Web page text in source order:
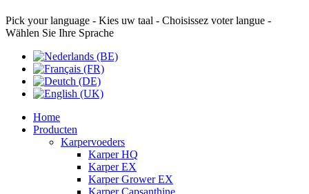
Pick your language - Kies uw taal - Choisissez voter langue -
Wählen Sie Ihre Sprache
Home
Producten
Karpervoeders
Karper HQ
Karper EX
Karper Grower EX